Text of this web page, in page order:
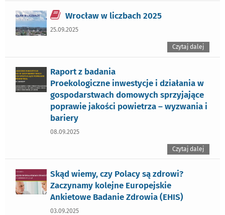
Wrocław w liczbach 2025
25.09.2025
Czytaj dalej
Raport z badania
Proekologiczne inwestycje i działania w
gospodarstwach domowych sprzyjające
poprawie jakości powietrza – wyzwania i
bariery
08.09.2025
Czytaj dalej
Skąd wiemy, czy Polacy są zdrowi?
Zaczynamy kolejne Europejskie
Ankietowe Badanie Zdrowia (EHIS)
03.09.2025